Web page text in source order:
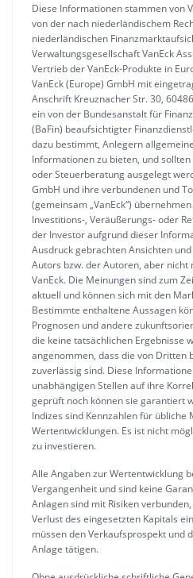
Diese Informationen stammen von
von der nach niederländischem
niederländischen
Verwaltungsgesellschaft VanEck
Vertrieb der VanEck-Produkte in
VanEck (Europe) GmbH mit
Anschrift Kreuznacher Str. 30,
ein von der Bundesanstalt für
(BaFin) beaufsichtigter
dazu bestimmt, Anlegern
Informationen zu bieten, und
oder Steuerberatung ausgelegt
GmbH und ihre verbundenen und
(gemeinsam „VanEck“)
Investitions-, Veräußerungs- oder
der Investor aufgrund dieser
Ausdruck gebrachten Ansichten
Autors bzw. der Autoren, aber
VanEck. Die Meinungen sind zum
aktuell und können sich mit den
Bestimmte enthaltene Aussagen
Prognosen und andere
die keine tatsächlichen Ergebnisse
angenommen, dass die von
zuverlässig sind. Diese
unabhängigen Stellen auf ihre
geprüft noch können sie garantiert
Indizes sind Kennzahlen für übliche
Wertentwicklungen. Es ist nicht
zu investieren.
Alle Angaben zur Wertentwicklung
Vergangenheit und sind keine
Anlagen sind mit Risiken
Verlust des eingesetzten Kapitals
müssen den Verkaufsprospekt und
Anlage tätigen.